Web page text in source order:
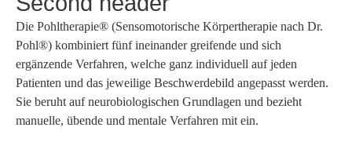
Die Pohltherapie® (Sensomotorische Körpertherapie nach Dr.
Pohl®) kombiniert fünf ineinander greifende und sich
ergänzende Verfahren, welche ganz individuell auf jeden
Patienten und das jeweilige Beschwerdebild angepasst werden.
Sie beruht auf neurobiologischen Grundlagen und bezieht
manuelle, übende und mentale Verfahren mit ein.